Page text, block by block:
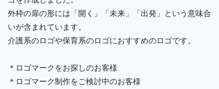
外枠の扉の形には「開く」「未来」「出発」という意味合
いが含まれています。
介護系のロゴや保育系のロゴにおすすめのロゴです。
＊ロゴマークをお探しのお客様
＊ロゴマーク制作をご検討中のお客様